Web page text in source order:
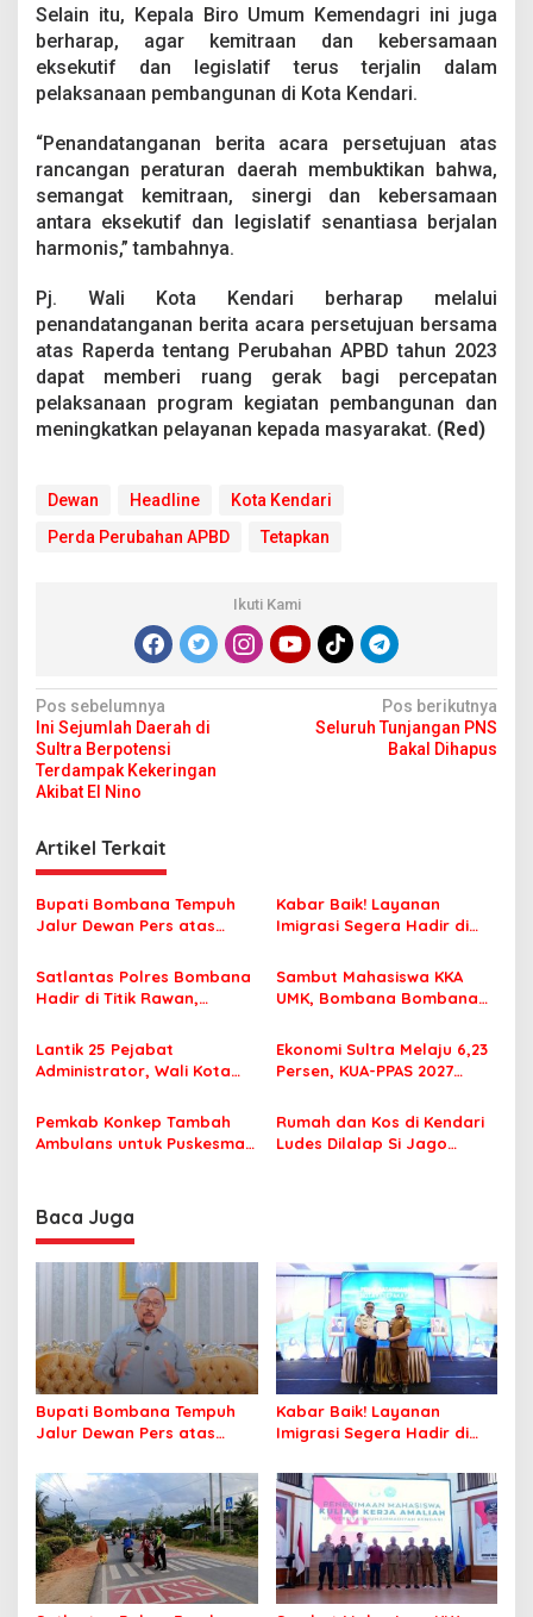
Selain itu, Kepala Biro Umum Kemendagri ini juga
berharap, agar kemitraan dan kebersamaan
eksekutif dan legislatif terus terjalin dalam
pelaksanaan pembangunan di Kota Kendari.
“Penandatanganan berita acara persetujuan atas
rancangan peraturan daerah membuktikan bahwa,
semangat kemitraan, sinergi dan kebersamaan
antara eksekutif dan legislatif senantiasa berjalan
harmonis,” tambahnya.
Pj. Wali Kota Kendari berharap melalui
penandatanganan berita acara persetujuan bersama
atas Raperda tentang Perubahan APBD tahun 2023
dapat memberi ruang gerak bagi percepatan
pelaksanaan program kegiatan pembangunan dan
meningkatkan pelayanan kepada masyarakat. (Red)
Dewan Headline
Kota Kendari
Perda Perubahan APBD
Tetapkan
Ikuti Kami
N
a
v
i
g
a
s
i
p
o
s
Pos sebelumnya
Ini Sejumlah Daerah di
Sultra Berpotensi
Terdampak Kekeringan
Akibat El Nino
Pos berikutnya
Seluruh Tunjangan PNS
Bakal Dihapus
Artikel Terkait
Bupati Bombana Tempuh
Jalur Dewan Pers atas
Korupsi Jembatan Cirauci II
Kabar Baik! Layanan
Imigrasi Segera Hadir di
Perlu Lagi ke Kendari
Satlantas Polres Bombana
Hadir di Titik Rawan,
Sekolah dengan Aman
Sambut Mahasiswa KKA
UMK, Bombana Bombana
Sasaran
Lantik 25 Pejabat
Administrator, Wali Kota
Berintegritas dan
Profesional Layani
Ekonomi Sultra Melaju 6,23
Persen, KUA-PPAS 2027
Pemkab Konkep Tambah
Ambulans untuk Puskesmas
Rumah dan Kos di Kendari
Ludes Dilalap Si Jago
Baca Juga
Bupati Bombana Tempuh
Jalur Dewan Pers atas
Korupsi Jembatan Cirauci II
Kabar Baik! Layanan
Imigrasi Segera Hadir di
Perlu Lagi ke Kendari